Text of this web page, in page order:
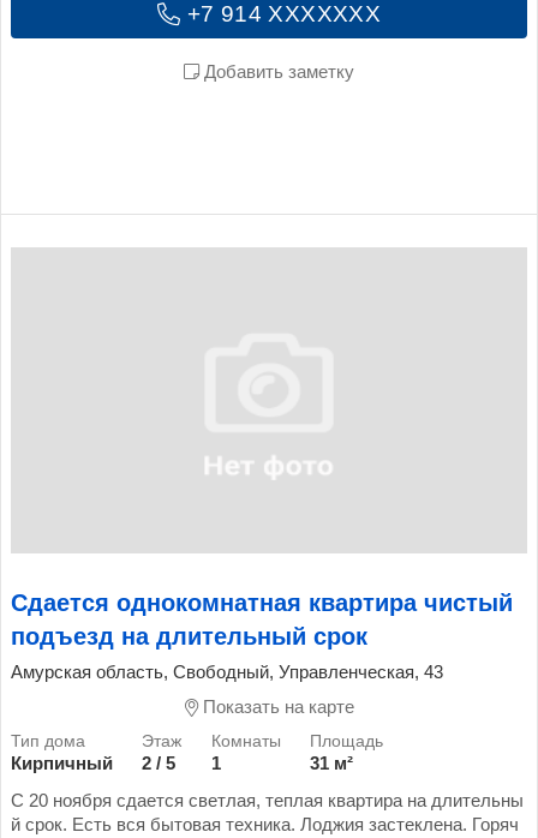
+7 914 XXXXXXX
Добавить заметку
Сдается однокомнатная квартира чистый
подъезд на длительный срок
Амурская область, Свободный, Управленческая, 43
Показать на карте
Кирпичный 2 / 5 1
31 м²
С 20 ноября сдается светлая, теплая квартира на длительны
й срок. Есть вся бытовая техника. Лоджия застеклена. Горяч